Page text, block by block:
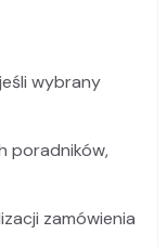
wybrany
poradników,
zamówienia